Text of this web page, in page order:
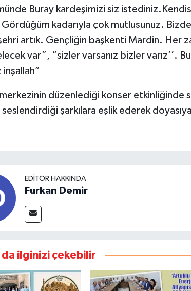
Buray kardeşimizi siz
kadarıyla çok mutlusunuz.
artık. Gençliğin başkenti Mardin. Her
var”, “sizler varsanız bizler varız’’.
inşallah”
düzenlediği konser etkinliğinde
seslendirdiği şarkılara eşlik ederek
EDITÖR HAKKINDA
Furkan Demir
da ilginizi çekebilir